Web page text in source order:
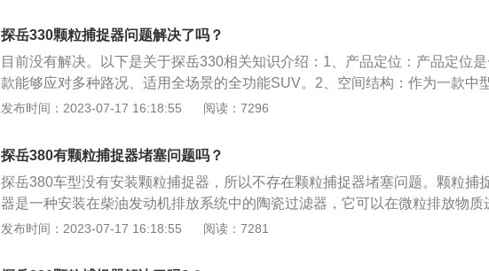
功能。另外，还可以仔细查看上说明书的故障码，看看是否有“颗粒捕捉器”故障
灯标识；查看机油盖上方标识，如果机油盖上明确已经写出来0W-20级机油，那
说明装有颗粒物捕捉器；看三元催化器后面排气管上是否还有一节圆柱形部位
档，然后高速行驶一段时间，汽车在高速行驶时排气管温度会上升，此时颗粒
捉器内堵塞的颗粒会被燃烧，燃烧完成后堵塞的问题也就解决。颗粒捕捉器的
理是柴油微粒过滤器喷涂上金属铂、铑、钯，柴油发动机排出的含有炭粒的黑
烟，通过专门的管道进入发动机尾气微粒捕集器，经过其内部密集设置的袋式
滤器，将炭烟微粒吸附在金属纤维毡制成的过滤器上；当微粒的吸附量达到一
体无害的二氧化碳排出。
探岳330颗粒捕捉器问题解决了吗？
目前没有解决。以下是关于探岳330相关知识介绍：1、产品定位：产品定位是
款能够应对多种路况、适用全场景的全功能SUV。2、空间结构：作为一款中
UV，探岳车长4595mm，车宽1860mm，车高1660mm，轴距2731mm。得益于
再盲目地加长车身，而是追求内部使用空间的最大化。
发布时间：2023-07-17 16:18:55 阅读：7296
探岳380有颗粒捕捉器堵塞问题吗？
探岳380车型没有安装颗粒捕捉器，所以不存在颗粒捕捉器堵塞问题。颗粒捕
器是一种安装在柴油发动机排放系统中的陶瓷过滤器，它可以在微粒排放物质
入大气之前将其捕捉。查看车辆是否带颗粒捕捉器，可以通过以下3个方法：查
另外，还可以仔细查看上说明书的故障码，看看是否有“颗粒捕捉器”故障灯标
发布时间：2023-07-17 16:18:55 阅读：7281